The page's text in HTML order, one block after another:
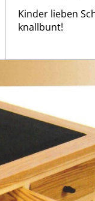
Kinder lieben
knallbunt!